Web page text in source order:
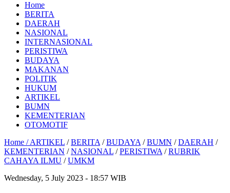
Home
BERITA
DAERAH
NASIONAL
INTERNASIONAL
PERISTIWA
BUDAYA
MAKANAN
POLITIK
HUKUM
ARTIKEL
BUMN
KEMENTERIAN
OTOMOTIF
Home /ARTIKEL /BERITA /BUDAYA /BUMN /DAERAH /
KEMENTERIAN /NASIONAL /PERISTIWA /RUBRIK
CAHAYA ILMU /UMKM
Wednesday, 5 July 2023 - 18:57 WIB